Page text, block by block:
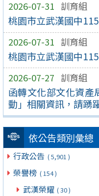
2026-07-31 訓育組
桃園市立武漢國中
2026-07-31 訓育組
桃園市立武漢國中
2026-07-27 訓育組
函轉文化部文化資
動」相關資訊，請踴
依公告類別彙總
行政公告 ( 5,901 )
榮譽榜 ( 154 )
武漢榮耀 ( 30 )